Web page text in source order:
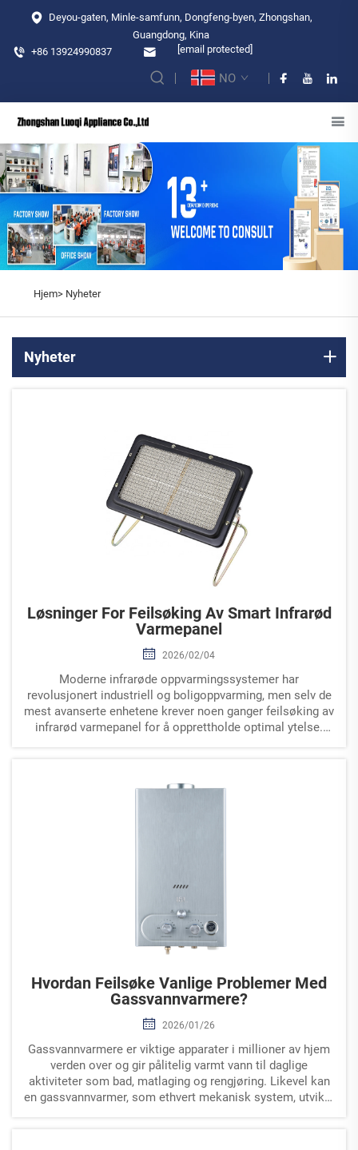
Deyou-gaten, Minle-samfunn, Dongfeng-byen, Zhongshan,
Guangdong, Kina
+86 13924990837
[email protected]
NO
Hjem> Nyheter
Nyheter
Løsninger For Feilsøking Av Smart Infrarød
Varmepanel
2026/02/04
Moderne infrarøde oppvarmingssystemer har
revolusjonert industriell og boligoppvarming, men selv de
mest avanserte enhetene krever noen ganger feilsøking av
infrarød varmepanel for å opprettholde optimal ytelse.
Hvordan Feilsøke Vanlige Problemer Med
Gassvannvarmere?
2026/01/26
Gassvannvarmere er viktige apparater i millioner av hjem
verden over og gir pålitelig varmt vann til daglige
aktiviteter som bad, matlaging og rengjøring. Likevel kan
en gassvannvarmer, som ethvert mekanisk system, utvikle